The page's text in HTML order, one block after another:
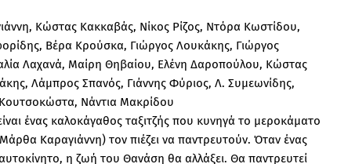
Κώστας Κακκαβάς, Νίκος Ρίζος, Ντόρα Κωστίδου,
Βέρα Κρούσκα, Γιώργος Λουκάκης, Γιώργος
Λαχανά, Μαίρη Θηβαίου, Ελένη Δαροπούλου, Κώστας
Λάμπρος Σπανός, Γιάννης Φύριος, Λ. Συμεωνίδης,
Νάντια Μακρίδου
ένας καλοκάγαθος ταξιτζής που κυνηγά το μεροκάματο
Καραγιάννη) τον πιέζει να παντρευτούν. Όταν ένας
η ζωή του Θανάση θα αλλάξει. Θα παντρευτεί